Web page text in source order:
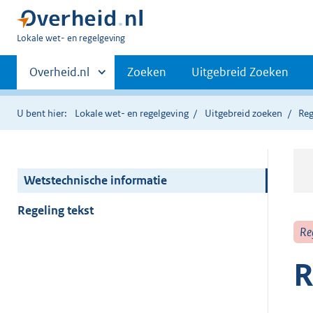
U
hier:
Lokale wet- en regelgeving
Primaire
navigatie
Andere
sites
binnen
Overheid.nl Zoeken Uitgebreid Zoeken
U bent hier: Lokale wet- en regelgeving Uitgebreid zoeken
Wetstechnische informatie
Regeling tekst